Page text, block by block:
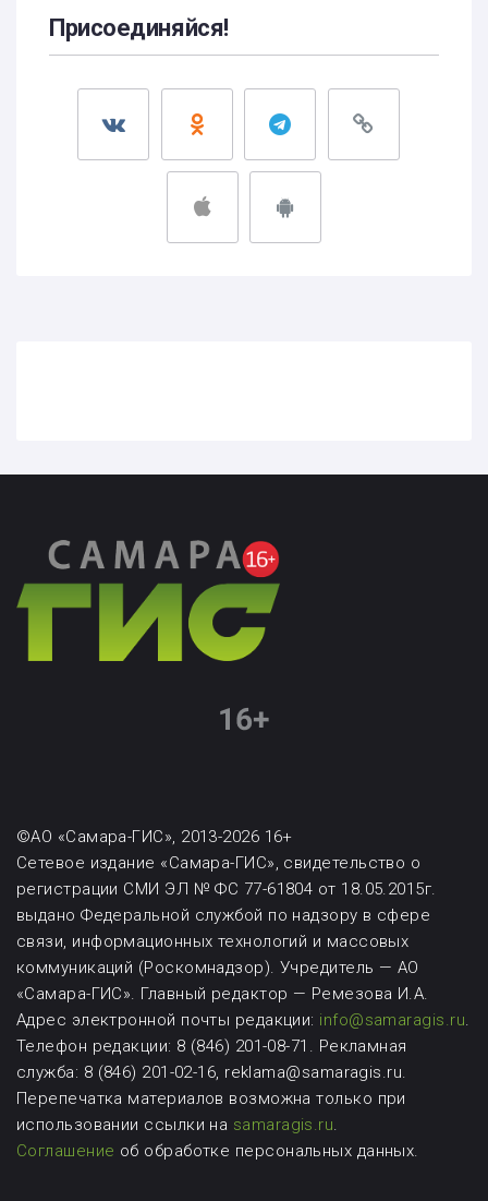
Присоединяйся!
©АО «Самара-ГИС», 2013-2026 16+
Сетевое издание «Самара-ГИС», свидетельство о
регистрации СМИ ЭЛ № ФС 77-61804 от 18.05.2015г.
выдано Федеральной службой по надзору в сфере
связи, информационных технологий и массовых
коммуникаций (Роскомнадзор). Учредитель — АО
«Самара-ГИС». Главный редактор — Ремезова И.А.
Адрес электронной почты редакции: info@samaragis.ru.
Телефон редакции: 8 (846) 201-08-71. Рекламная
служба: 8 (846) 201-02-16, reklama@samaragis.ru.
Перепечатка материалов возможнатолько при
использовании ссылки на samaragis.ru.
Соглашение об обработке персональных данных.